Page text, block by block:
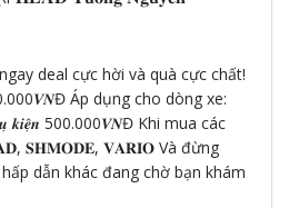
deal cực hời và quà cực chất!
Áp dụng cho dòng xe:
𝒌𝒊𝒆̣̂𝒏 500.000𝑽𝑵Đ Khi mua các
𝐒𝐇𝐌𝐎𝐃𝐄, 𝐕𝐀𝐑𝐈𝐎 Và đừng
dẫn khác đang chờ bạn khám